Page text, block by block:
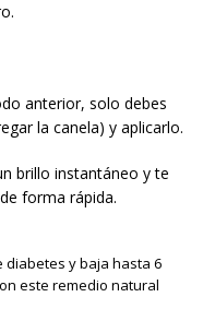
anterior, solo debes
la canela) y aplicarlo.
brillo instantáneo y te
forma rápida.
diabetes y baja hasta 6
este remedio natural